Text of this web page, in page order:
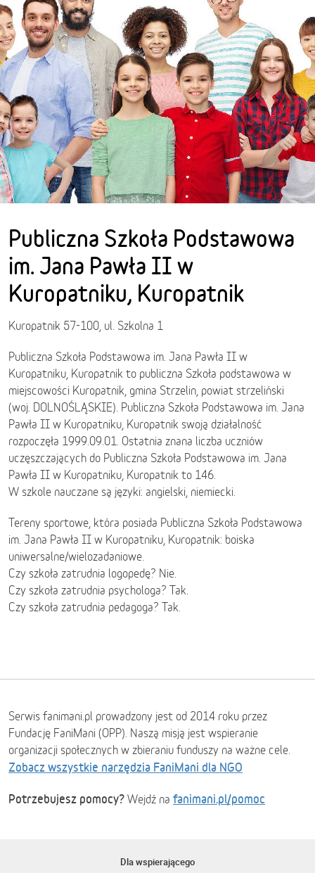
Publiczna Szkoła Podstawowa
im. Jana Pawła II w
Kuropatniku, Kuropatnik
Kuropatnik 57-100, ul. Szkolna 1
Publiczna Szkoła Podstawowa im. Jana Pawła II w
Kuropatniku, Kuropatnik to publiczna Szkoła podstawowa w
miejscowości Kuropatnik, gmina Strzelin, powiat strzeliński
(woj. DOLNOŚLĄSKIE). Publiczna Szkoła Podstawowa im. Jana
Pawła II w Kuropatniku, Kuropatnik swoją działalność
rozpoczęła 1999.09.01. Ostatnia znana liczba uczniów
uczęszczających do Publiczna Szkoła Podstawowa im. Jana
Pawła II w Kuropatniku, Kuropatnik to 146.
W szkole nauczane są języki: angielski, niemiecki.
Tereny sportowe, która posiada Publiczna Szkoła Podstawowa
im. Jana Pawła II w Kuropatniku, Kuropatnik: boiska
uniwersalne/wielozadaniowe.
Czy szkoła zatrudnia logopedę? Nie.
Czy szkoła zatrudnia psychologa? Tak.
Czy szkoła zatrudnia pedagoga? Tak.
Serwis fanimani.pl prowadzony jest od 2014 roku przez
Fundację FaniMani (OPP). Naszą misją jest wspieranie
organizacji społecznych w zbieraniu funduszy na ważne cele.
Zobacz wszystkie narzędzia FaniMani dla NGO
Potrzebujesz pomocy? Wejdź na fanimani.pl/pomoc
Dla wspierającego